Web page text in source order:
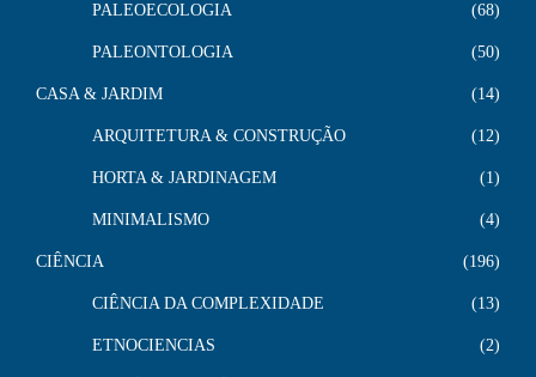
PALEOECOLOGIA 68
PALEONTOLOGIA 50
CASA & JARDIM 14
ARQUITETURA & CONSTRUÇÃO 12
HORTA & JARDINAGEM 1
MINIMALISMO 4
CIÊNCIA 196
CIÊNCIA DA COMPLEXIDADE 13
ETNOCIENCIAS 2